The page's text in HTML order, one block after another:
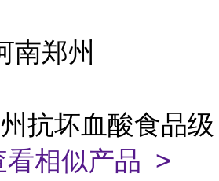
南郑州
抗坏血酸食品级
看相似产品 >